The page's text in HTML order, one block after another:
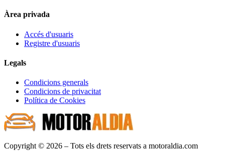
Àrea privada
Accés d'usuaris
Registre d'usuaris
Legals
Condicions generals
Condicions de privacitat
Política de Cookies
Copyright © 2026 – Tots els drets reservats a motoraldia.com